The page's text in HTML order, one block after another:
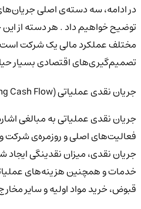
در ادامه، سه دسته‌ی اصلی
توضیح خواهیم داد . هر دسته از این
مختلف عملکرد مالی یک شرکت است
تصمیم‌گیری‌های اقتصادی بسیار
جریان نقدی عملیاتی (Operating Cash Flow)
جریان نقدی عملیاتی به مبالغی
فعالیت‌های اصلی و روزمره‌ی شرکت
جریان نقدی، میزان نقدینگی ایجاد
خدمات و همچنین هزینه‌های عملیاتی
قبوض، خرید مواد اولیه و سایر